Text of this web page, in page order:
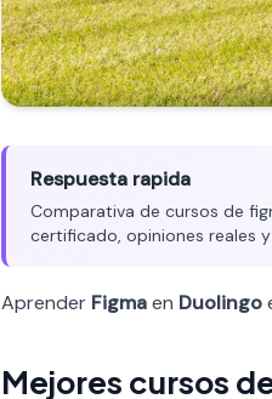
Respuesta rapida
Comparativa de cursos de
certificado, opiniones reales
Aprender Figmaen Duolingo
Mejores cursos